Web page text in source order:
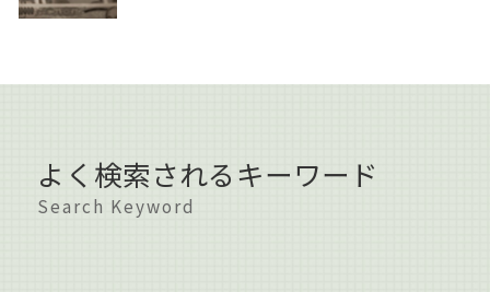
よく検索されるキーワード
Search Keyword